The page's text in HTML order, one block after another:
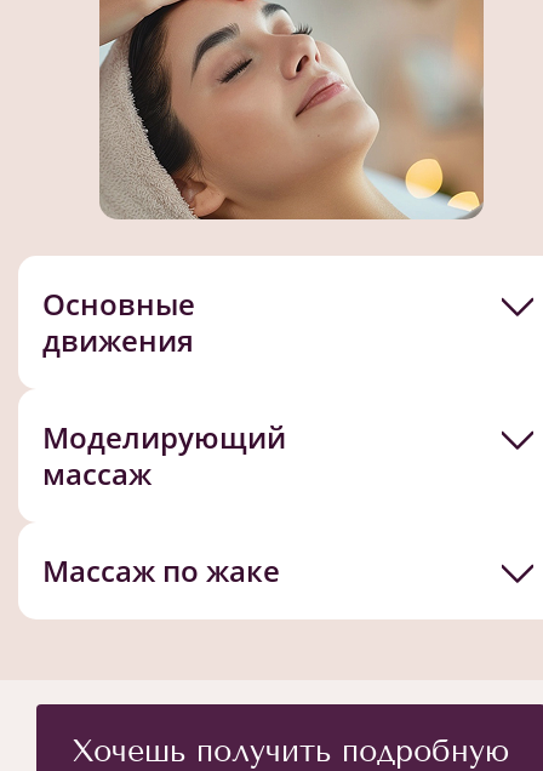
Основные
движения
Моделирующий
массаж
Массаж по жаке
Хочешь получить подробную